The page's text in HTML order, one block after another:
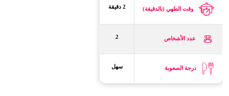
وقت الطهي (بالدقيقة) 2 دقيقة
عدد الأشخاص 2
درجة الصعوبة سهل